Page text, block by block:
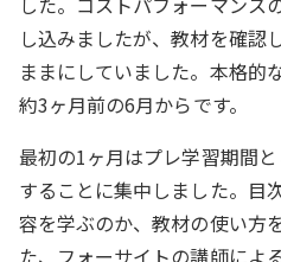
し込みましたが、教材を確認
ままにしていました。本格的
約3ヶ月前の6月からです。
最初の1ヶ月はプレ学習期間
することに集中しました。目
容を学ぶのか、教材の使い方
た、フォーサイトの講師によ